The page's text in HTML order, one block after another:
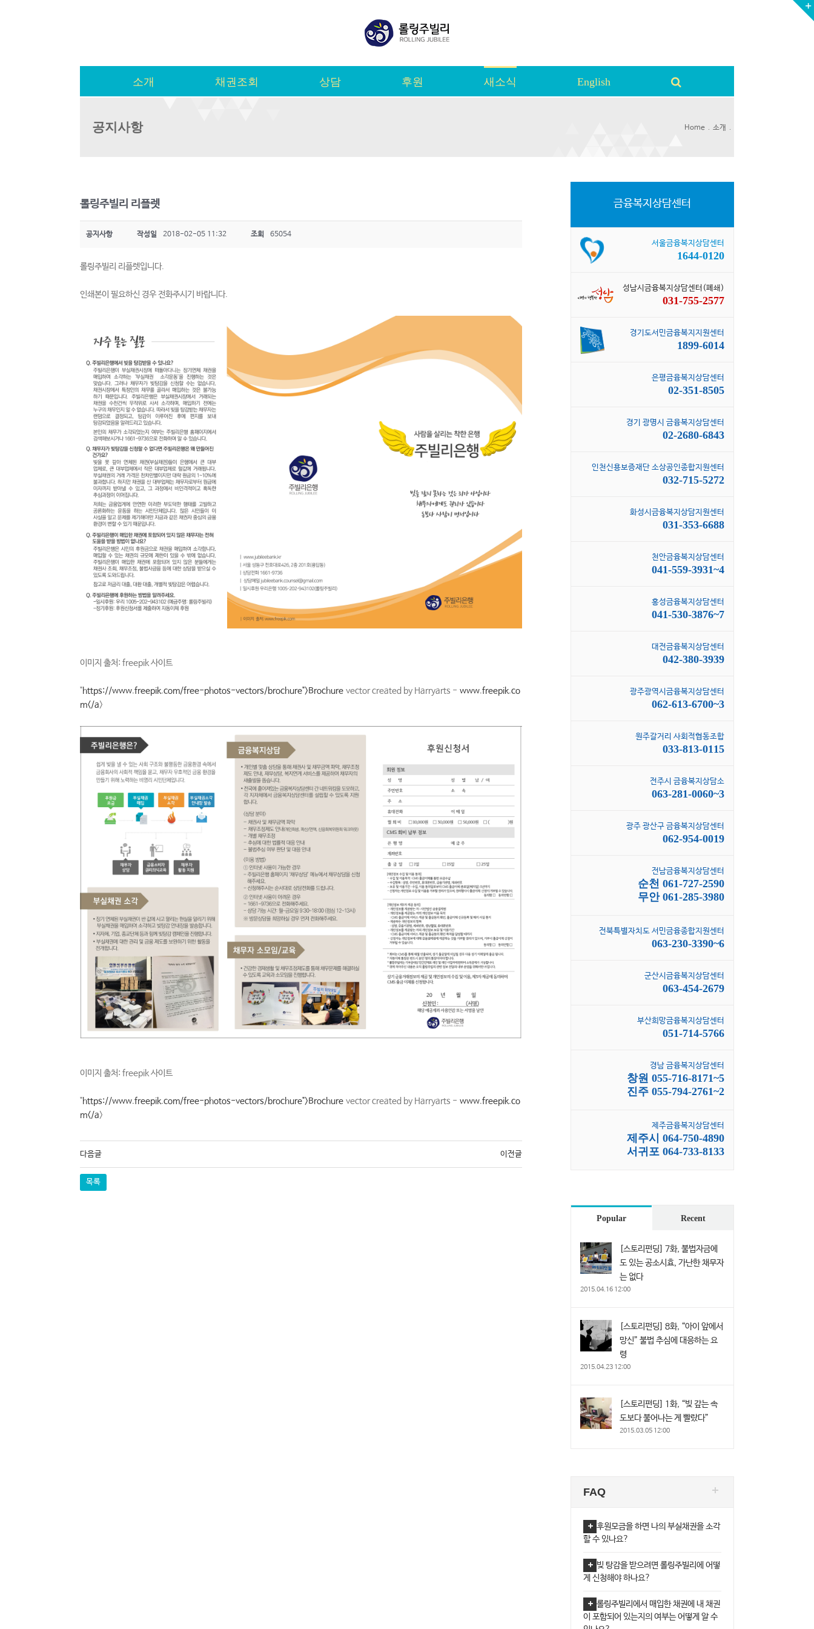
소개 채권조회 상담 후원 새소식 English
공지사항 Home 소개
롤링주빌리 리플렛
공지사항 작성일 2018-02-05 11:32 조회 65054
롤링주빌리 리플렛입니다.
인쇄본이 필요하신 경우 전화주시기 바랍니다.
이미지 출처: freepik 사이트
"https://www.freepik.com/free-photos-vectors/brochure">Brochure vector created by Harryarts - www.freepik.co
m</a>
이미지 출처: freepik 사이트
"https://www.freepik.com/free-photos-vectors/brochure">Brochure vector created by Harryarts - www.freepik.co
m</a>
다음글 이전글
목록
금융복지상담센터
서울금융복지상담센터
1644-0120
성남시금융복지상담센터(폐쇄)
031-755-2577
경기도서민금융복지지원센터
1899-6014
은평금융복지상담센터
02-351-8505
경기 광명시 금융복지상담센터
02-2680-6843
인천신용보증재단 소상공인종합지원센터
032-715-5272
화성시금융복지상담지원센터
031-353-6688
천안금융복지상담센터
041-559-3931~4
홍성금융복지상담센터
041-530-3876~7
대전금융복지상담센터
042-380-3939
광주광역시금융복지상담센터
062-613-6700~3
원주갈거리 사회적협동조합
033-813-0115
전주시 금융복지상담소
063-281-0060~3
광주 광산구 금융복지상담센터
062-954-0019
전남금융복지상담센터
순천 061-727-2590
무안 061-285-3980
전북특별자치도 서민금융종합지원센터
063-230-3390~6
군산시금융복지상담센터
063-454-2679
부산희망금융복지상담센터
051-714-5766
경남 금융복지상담센터
창원 055-716-8171~5
진주 055-794-2761~2
제주금융복지상담센터
제주시 064-750-4890
서귀포 064-733-8133
Popular Recent
[스토리펀딩] 7화, 불법자금에
도 있는 공소시효, 가난한 채무자
는 없다
2015.04.16 12:00
[스토리펀딩] 8화, “아이 앞에서
망신” 불법 추심에 대응하는 요
령
2015.04.23 12:00
[스토리펀딩] 1화, “빚 갚는 속
도보다 불어나는 게 빨랐다”
2015.03.05 12:00
FAQ
후원모금을 하면 나의 부실채권을 소각
할 수 있나요?
빚 탕감을 받으려면 롤링주빌리에 어떻
게 신청해야 하나요?
롤링주빌리에서 매입한 채권에 내 채권
이 포함되어 있는지의 여부는 어떻게 알 수